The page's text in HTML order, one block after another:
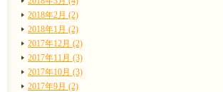
2018年2月 (2)
2018年1月 (2)
2017年12月 (2)
2017年11月 (3)
2017年10月 (3)
2017年9月 (2)